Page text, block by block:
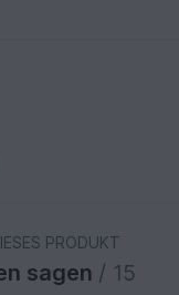
PRODUKT
sagen / 15